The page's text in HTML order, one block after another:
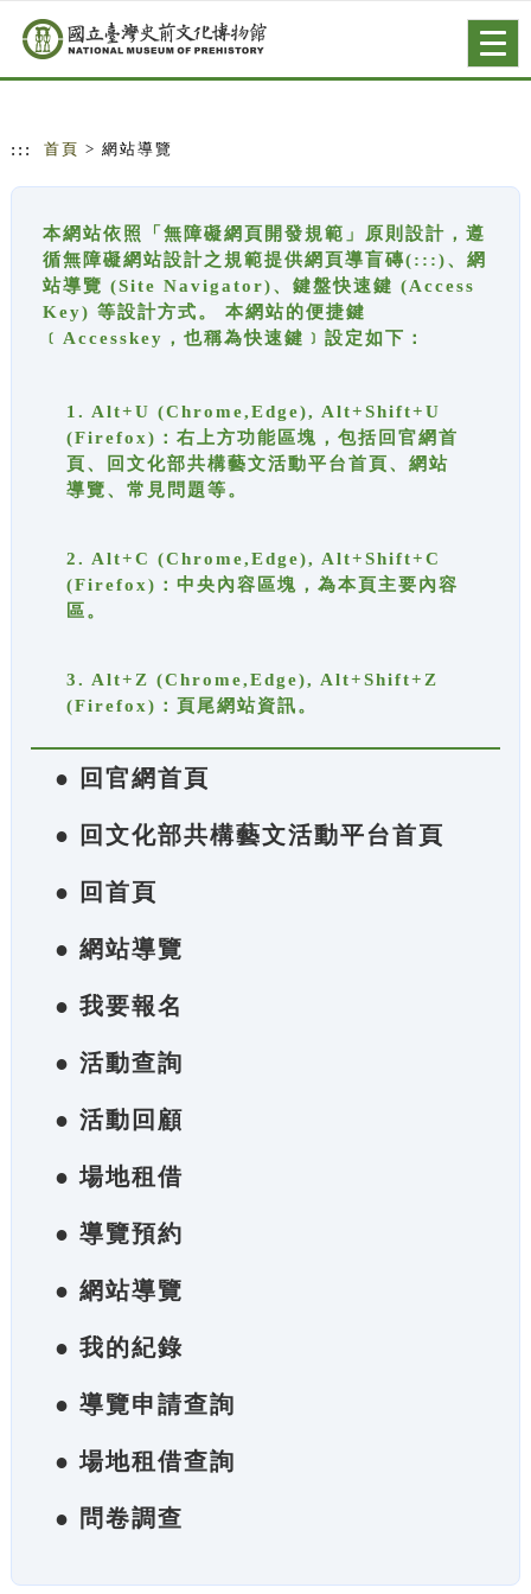
跳到主要內容
網站導覽
::: 首頁 > 網站導覽
本網站依照「無障礙網頁開發規範」原則設計，遵
循無障礙網站設計之規範提供網頁導盲磚(:::)、網
站導覽 (Site Navigator)、鍵盤快速鍵 (Access
Key) 等設計方式。 本網站的便捷鍵
﹝Accesskey，也稱為快速鍵﹞設定如下：
1. Alt+U (Chrome,Edge), Alt+Shift+U
(Firefox)：右上方功能區塊，包括回官網首
頁、回文化部共構藝文活動平台首頁、網站
導覽、常見問題等。
2. Alt+C (Chrome,Edge), Alt+Shift+C
(Firefox)：中央內容區塊，為本頁主要內容
區。
3. Alt+Z (Chrome,Edge), Alt+Shift+Z
(Firefox)：頁尾網站資訊。
● 回官網首頁
● 回文化部共構藝文活動平台首頁
● 回首頁
● 網站導覽
● 我要報名
● 活動查詢
● 活動回顧
● 場地租借
● 導覽預約
● 網站導覽
● 我的紀錄
● 導覽申請查詢
● 場地租借查詢
● 問卷調查